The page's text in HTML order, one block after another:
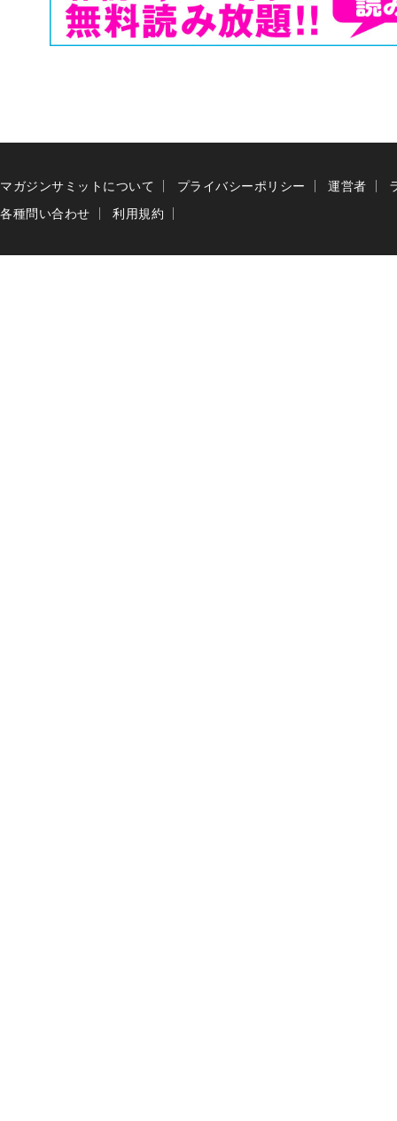
マガジンサミットについて プライバシーポリシー 運営者
各種問い合わせ
利用規約